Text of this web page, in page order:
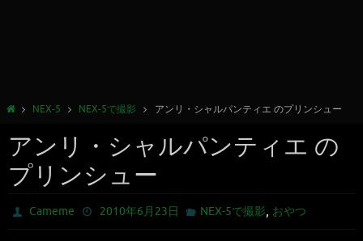
NEX-5 NEX-5で撮影 アンリ・シャルパンティエ のプリンシュー
アンリ・シャルパンティエ の
プリンシュー
Cameme 2010年6月23日 NEX-5で撮影, おやつ